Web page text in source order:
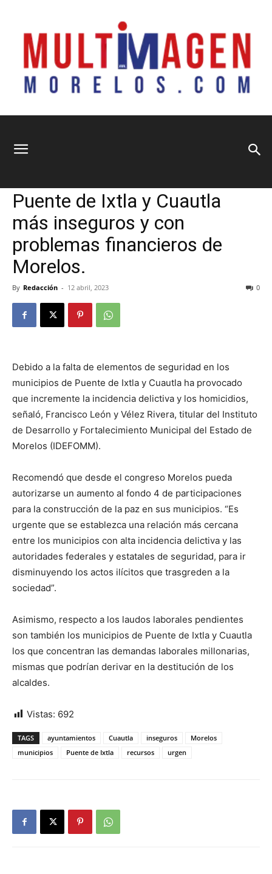
Morelos
Puente de Ixtla y Cuautla
más inseguros y con
problemas financieros de
Morelos.
By Redacción - 12 abril, 2023 0
Debido a la falta de elementos de seguridad en los
municipios de Puente de Ixtla y Cuautla ha provocado
que incremente la incidencia delictiva y los homicidios,
señaló, Francisco León y Vélez Rivera, titular del Instituto
de Desarrollo y Fortalecimiento Municipal del Estado de
Morelos (IDEFOMM).
Recomendó que desde el congreso Morelos pueda
autorizarse un aumento al fondo 4 de participaciones
para la construcción de la paz en sus municipios. “Es
urgente que se establezca una relación más cercana
entre los municipios con alta incidencia delictiva y las
autoridades federales y estatales de seguridad, para ir
disminuyendo los actos ilícitos que trasgreden a la
sociedad”.
Asimismo, respecto a los laudos laborales pendientes
son también los municipios de Puente de Ixtla y Cuautla
los que concentran las demandas laborales millonarias,
mismas que podrían derivar en la destitución de los
alcaldes.
Vistas: 692
TAGS ayuntamientos Cuautla inseguros
Morelos
municipios
Puente de Ixtla recursos urgen